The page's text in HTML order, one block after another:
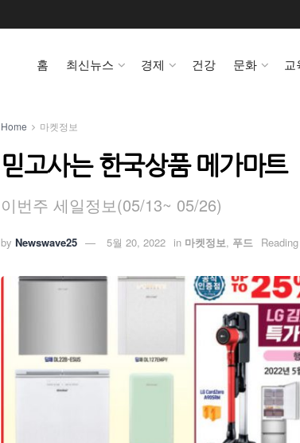
홈 최신뉴스 경제 건강 문화 교
Home 마켓정보
믿고사는 한국상품 메가마트
이번주 세일정보(05/13~ 05/26)
by Newswave25 5월 20, 2022 in 마켓정보, 푸드